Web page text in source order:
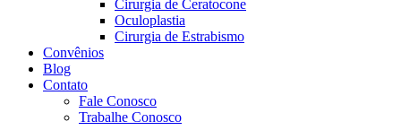
Cirurgia de Ceratocone
Oculoplastia
Cirurgia de Estrabismo
Convênios
Blog
Contato
Fale Conosco
Trabalhe Conosco